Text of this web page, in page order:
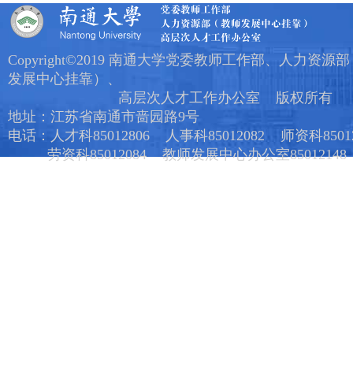
Copyright©2019 南通大学党委教师工作部、人力资源
发展中心挂靠）、
高层次人才工作办公室 版权所有
地址：江苏省南通市啬园路9号
电话：人才科85012806 人事科85012082 师资科
劳资科85012084 教师发展中心办公室85012148